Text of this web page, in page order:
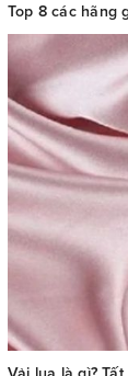
Top 8 các hãng